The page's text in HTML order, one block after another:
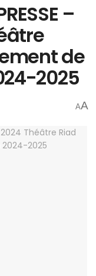
–
de
2025
AA